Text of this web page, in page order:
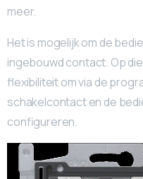
meer.
Het is mogelijk om de
ingebouwd contact. Op
flexibiliteit om via de
schakelcontact en de
configureren.